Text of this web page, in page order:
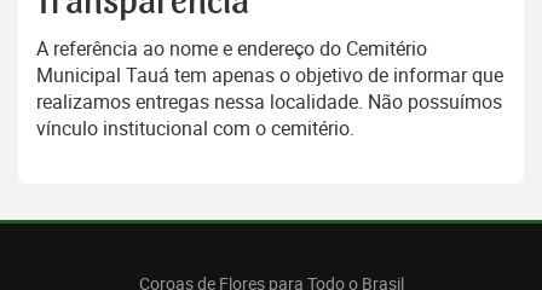
A referência ao nome e endereço do Cemitério
Municipal Tauá tem apenas o objetivo de informar que
realizamos entregas nessa localidade. Não possuímos
vínculo institucional com o cemitério.
Coroas de Flores para Todo o Brasil